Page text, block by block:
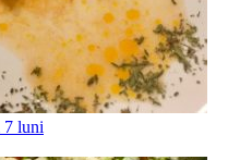
7 luni